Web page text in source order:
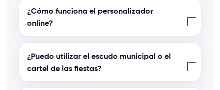
¿Cómo funciona el personalizador
online?
¿Puedo utilizar el escudo municipal o el
cartel de las fiestas?